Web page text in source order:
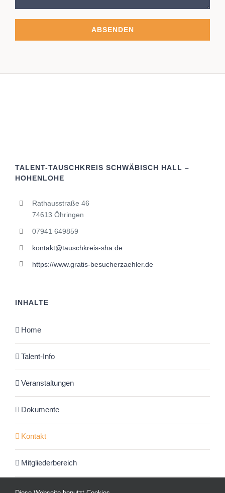
TALENT-TAUSCHKREIS SCHWÄBISCH HALL –
HOHENLOHE
Rathausstraße 46
74613 Öhringen
07941 649859
kontakt@tauschkreis-sha.de
https://www.gratis-besucherzaehler.de
INHALTE
Home
Talent-Info
Veranstaltungen
Dokumente
Kontakt
Mitgliederbereich